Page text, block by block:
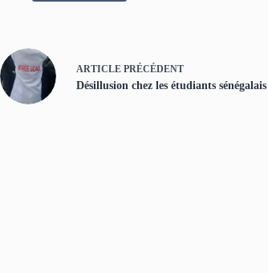
ARTICLE PRÉCÉDENT
Désillusion chez les étudiants sénégalais